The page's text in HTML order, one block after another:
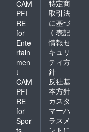
CAM
PFI
RE
for
Ente
rtain
men
t
CAM
PFI
RE
for
Spor
特定商
取引法
に基づ
く表記
情報セ
キュリ
ティ方
針
反社基
本方針
カスタ
マーハ
ラスメ
ントに